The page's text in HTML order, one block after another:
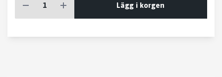
Lägg i korgen